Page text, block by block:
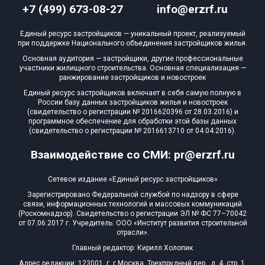
Блокированных домов
0 из 500
Квартир, апартаментов,
блоков в БД
19 из 66 213
+7 (499) 673-08-27 info@erzrf.ru
Взаимодействие со СМИ: pr@erzrf.ru
Единый ресурс застройщиков — уникальный проект, реализуемый
при поддержке Национального объединения застройщиков жилья.
Основная аудитория — застройщики, другие профессиональные
участники жилищного строительства. Основная специализация —
ранжирование застройщиков и новостроек
Единый ресурс застройщиков включает в себя самую полную в
России базу данных застройщиков жилья и новостроек
(свидетельство о регистрации № 2016620396 от 28.03.2016) и
программное обеспечение для обработки этой базы данных
(свидетельство о регистрации № 2016613710 от 04.04.2016).
Сетевое издание «Единый ресурс застройщиков»
Зарегистрировано Федеральной службой по надзору в сфере
связи, информационных технологий и массовых коммуникаций
(Роскомнадзор). Свидетельство о регистрации ЭЛ № ФС 77–70042
от 07.06.2017 г. Учредитель: ООО «Институт развития строительной
отрасли».
Главный редактор: Кирилл Холопик
Адрес редакции: 123001, г. г.Москва, Трехпрудный пер., д. 4, стр. 1,